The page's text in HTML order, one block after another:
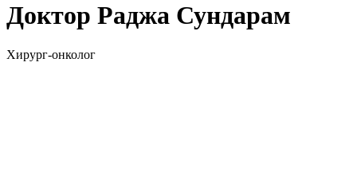
Доктор Раджа Сундарам
Хирург-онколог